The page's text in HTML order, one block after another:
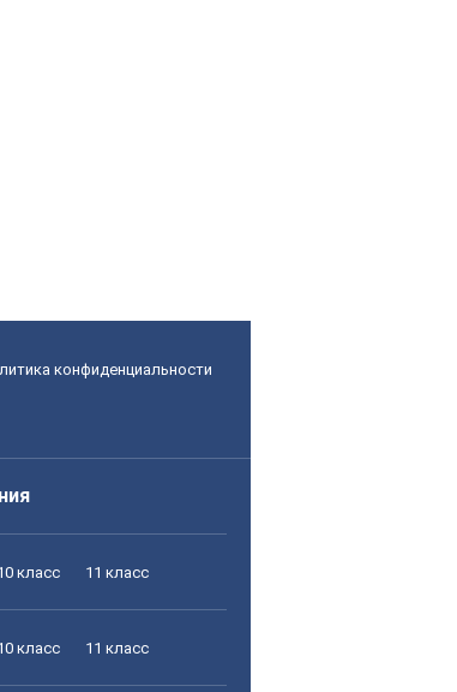
конфиденциальности
класс 11 класс
класс 11 класс